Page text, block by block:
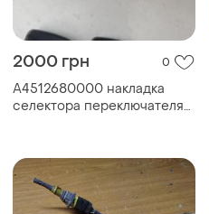
2000 грн 0
A4512680000 накладка
селектора переключателя